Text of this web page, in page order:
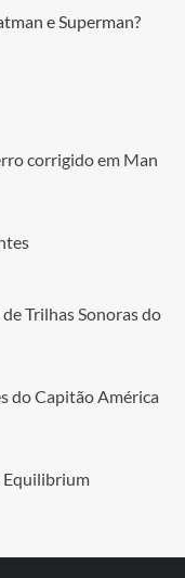
e Superman?
corrigido em Man
Trilhas Sonoras do
do Capitão América
Equilibrium